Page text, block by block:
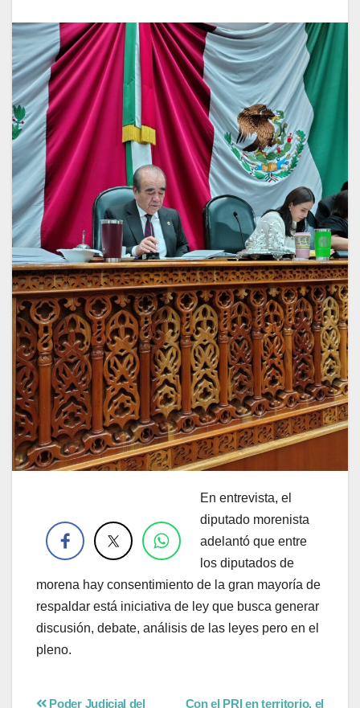
En entrevista, el
diputado morenista
adelantó que entre
los diputados de
morena hay consentimiento de la gran mayoría de
respaldar está iniciativa de ley que busca generar
discusión, debate, análisis de las leyes pero en el
pleno.
Con el PRI en territorio, el
Poder Judicial del